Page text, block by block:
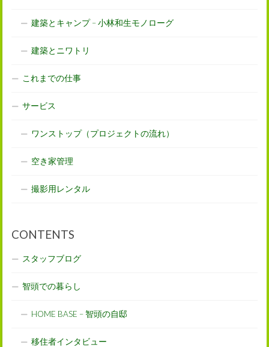
建築とキャンプ – 小林和生モノローグ
建築とニワトリ
これまでの仕事
サービス
ワンストップ（プロジェクトの流れ）
空き家管理
撮影用レンタル
CONTENTS
スタッフブログ
智頭での暮らし
HOME BASE – 智頭の自邸
移住者インタビュー